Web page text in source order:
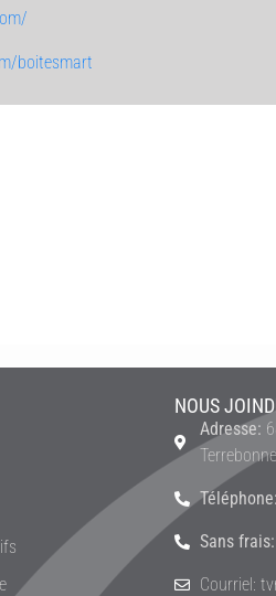
boitesmart
NOUS
Adresse:
Téléphone:
Sans frais:
Courriel: